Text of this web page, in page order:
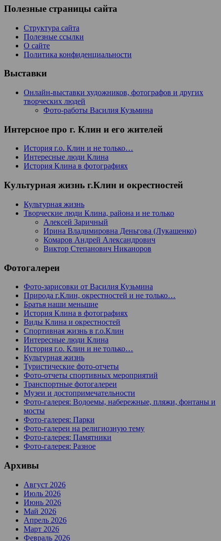
Полезные страницы сайта
Структура сайта
Полезные ссылки
О сайте
Политика конфиденциальности
Выставки
Онлайн-выставки художников, фотографов и других
творческих людей
Фото-работы Василия Кузьмина
Интерсное про г. Клин и его жителей
История г.о. Клин и не только…
Интересные люди Клина
История Клина в фотографиях
Культурная жизнь г.Клин и окрестностей
Культурная жизнь
Творческие люди Клина, района и не только
Алексей Заричный
Ирина Владимировна Деньгова (Лукашенко)
Комаров Андрей Александрович
Виктор Степанович Никаноров
Фотогалереи
Фото-зарисовки от Василия Кузьмина
Природа г.Клин, окрестностей и не только…
Братья наши меньшие
История Клина в фотографиях
Виды Клина и окрестностей
Спортивная жизнь в г.о.Клин
Интересные люди Клина
История г.о. Клин и не только…
Культурная жизнь
Туристические фото-отчеты
Фото-отчеты спортивных мероприятий
Транспортные фотогалереи
Музеи и достопримечательности
Фото-галерея: Водоемы, набережные, пляжи, фонтаны и
мосты
Фото-галерея: Парки
Фото-галереи на религиозную тему
Фото-галерея: Памятники
Фото-галерея: Разное
Архивы
Август 2026
Июль 2026
Июнь 2026
Май 2026
Апрель 2026
Март 2026
Февраль 2026